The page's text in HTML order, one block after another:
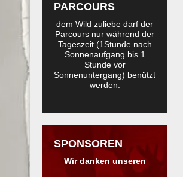
PARCOURS
dem Wild zuliebe darf der
Parcours nur während der
Tageszeit (1Stunde nach
Sonnenaufgang bis 1
Stunde vor
Sonnenuntergang) benützt
werden.
SPONSOREN
Wir danken unseren